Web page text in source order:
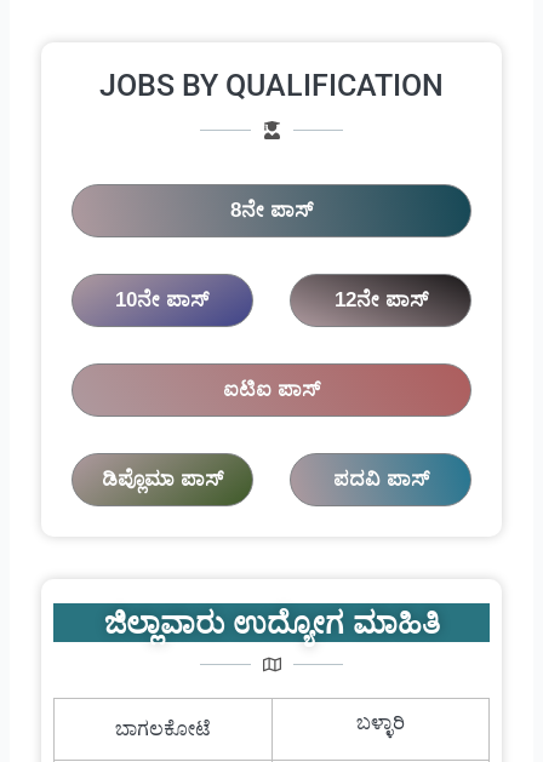
JOBS BY QUALIFICATION
8ನೇ ಪಾಸ್
10ನೇ ಪಾಸ್ 12ನೇ ಪಾಸ್
ಐಟಿಐ ಪಾಸ್
ಡಿಪ್ಲೊಮಾ ಪಾಸ್ ಪದವಿ ಪಾಸ್
ಜಿಲ್ಲಾವಾರು ಉದ್ಯೋಗ ಮಾಹಿತಿ
ಬಾಗಲಕೋಟೆ ಬಳ್ಳಾರಿ